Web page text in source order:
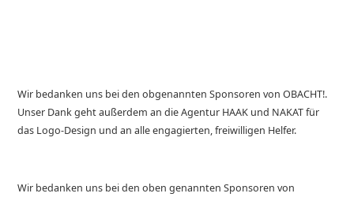
Wir bedanken uns bei den obgenannten Sponsoren von OBACHT!.
Unser Dank geht außerdem an die Agentur HAAK und NAKAT für
das Logo-Design und an alle engagierten, freiwilligen Helfer.
Wir bedanken uns bei den oben genannten Sponsoren von